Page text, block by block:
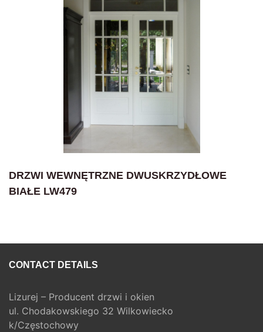
DRZWI WEWNĘTRZNE DWUSKRZYDŁOWE
BIAŁE LW479
CONTACT DETAILS
Lizurej – Producent drzwi i okien
ul. Chodakowskiego 32 Wilkowiecko
k/Częstochowy